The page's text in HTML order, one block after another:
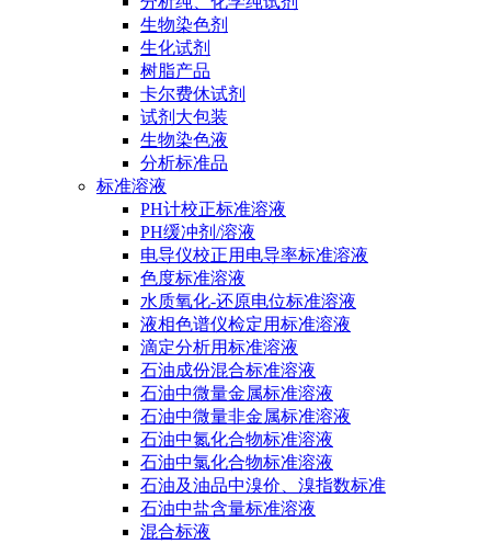
生物染色剂
生化试剂
树脂产品
卡尔费休试剂
试剂大包装
生物染色液
分析标准品
标准溶液
PH计校正标准溶液
PH缓冲剂/溶液
电导仪校正用电导率标准溶液
色度标准溶液
水质氧化-还原电位标准溶液
液相色谱仪检定用标准溶液
滴定分析用标准溶液
石油成份混合标准溶液
石油中微量金属标准溶液
石油中微量非金属标准溶液
石油中氮化合物标准溶液
石油中氯化合物标准溶液
石油及油品中溴价、溴指数标准
石油中盐含量标准溶液
混合标液